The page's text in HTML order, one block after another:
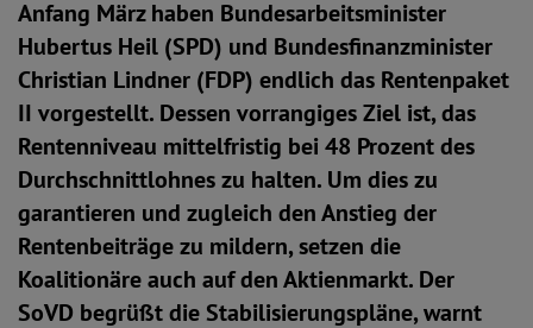
Anfang März haben Bundesarbeitsminister
Hubertus Heil (SPD) und Bundesfinanzminister
Christian Lindner (FDP) endlich das Rentenpaket
II vorgestellt. Dessen vorrangiges Ziel ist, das
Rentenniveau mittelfristig bei 48 Prozent des
Durchschnittlohnes zu halten. Um dies zu
garantieren und zugleich den Anstieg der
Rentenbeiträge zu mildern, setzen die
Koalitionäre auch auf den Aktienmarkt. Der
SoVD begrüßt die Stabilisierungspläne, warnt